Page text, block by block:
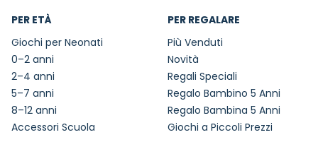
PER ETÀ
Giochi per Neonati
0–2 anni
2–4 anni
5–7 anni
8–12 anni
Accessori Scuola
PER REGALARE
Più Venduti
Novità
Regali Speciali
Regalo Bambino 5 Anni
Regalo Bambina 5 Anni
Giochi a Piccoli Prezzi